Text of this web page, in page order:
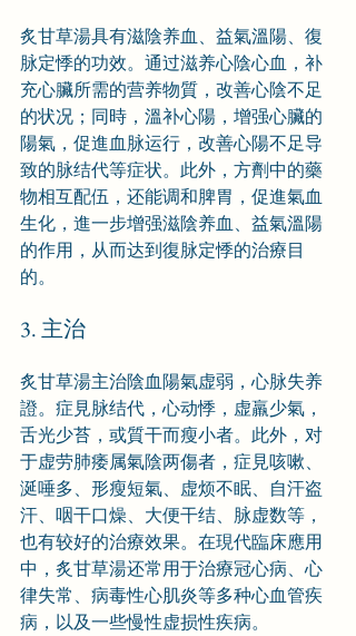
炙甘草湯具有滋陰养血、益氣溫陽、復
脉定悸的功效。通过滋养心陰心血，补
充心臟所需的营养物質，改善心陰不足
的状况；同時，溫补心陽，增强心臟的
陽氣，促進血脉运行，改善心陽不足导
致的脉结代等症状。此外，方劑中的藥
物相互配伍，还能调和脾胃，促進氣血
生化，進一步增强滋陰养血、益氣溫陽
的作用，从而达到復脉定悸的治療目
的。
3. 主治
炙甘草湯主治陰血陽氣虚弱，心脉失养
證。症見脉结代，心动悸，虚羸少氣，
舌光少苔，或質干而瘦小者。此外，对
于虚劳肺痿属氣陰两傷者，症見咳嗽、
涎唾多、形瘦短氣、虚烦不眠、自汗盗
汗、咽干口燥、大便干结、脉虚数等，
也有较好的治療效果。在現代臨床應用
中，炙甘草湯还常用于治療冠心病、心
律失常、病毒性心肌炎等多种心血管疾
病，以及一些慢性虚损性疾病。